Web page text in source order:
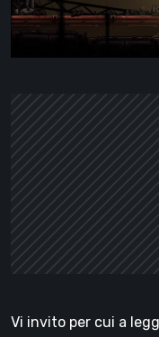
Vi invito per cui a